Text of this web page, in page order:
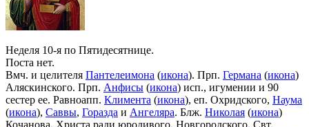
Неделя 10-я по Пятидесятнице.
Поста нет.
Вмч. и целителя Пантелеимона (икона). Прп. Германа (икона)
Аляскинского. Прп. Анфисы (икона) исп., игумении и 90
сестер ее. Равноапп. Климента (икона), еп. Охридского, Наума
(икона), Саввы, Горазда и Ангеляра. Блж. Николая (икона)
Кочанова, Христа ради юродивого, Новгородского. Свт.